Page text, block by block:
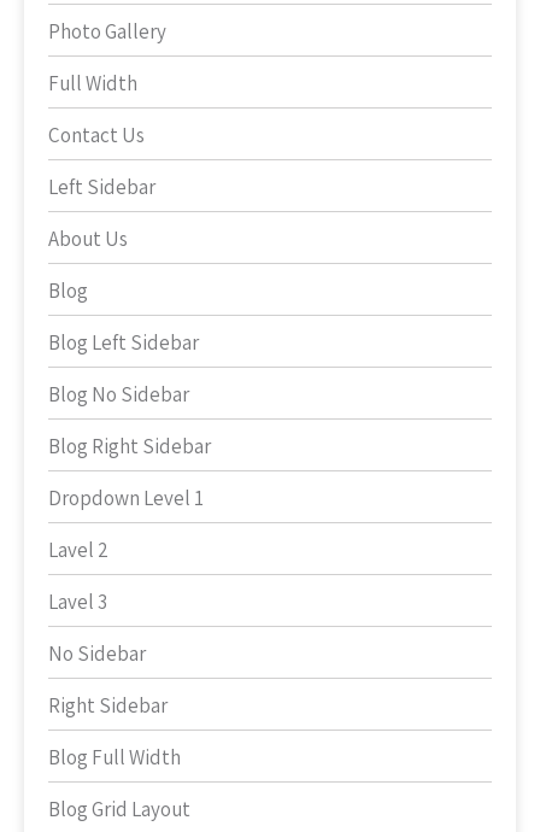
Photo Gallery
Full Width
Contact Us
Left Sidebar
About Us
Blog
Blog Left Sidebar
Blog No Sidebar
Blog Right Sidebar
Dropdown Level 1
Lavel 2
Lavel 3
No Sidebar
Right Sidebar
Blog Full Width
Blog Grid Layout